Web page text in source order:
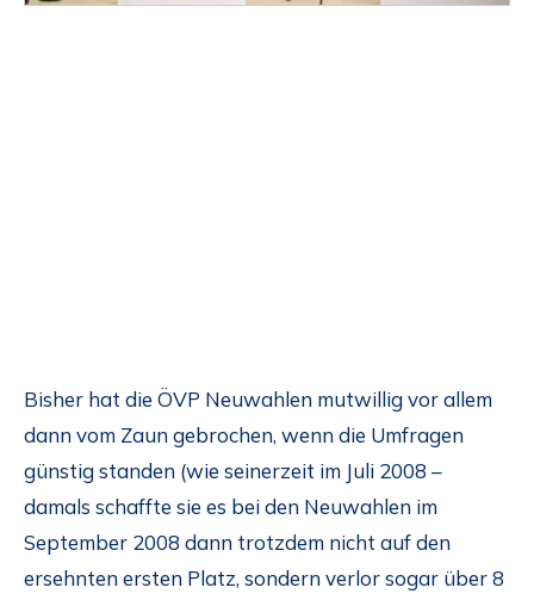
Bisher hat die ÖVP Neuwahlen mutwillig vor allem
dann vom Zaun gebrochen, wenn die Umfragen
günstig standen (wie seinerzeit im Juli 2008 –
damals schaffte sie es bei den Neuwahlen im
September 2008 dann trotzdem nicht auf den
ersehnten ersten Platz, sondern verlor sogar über 8